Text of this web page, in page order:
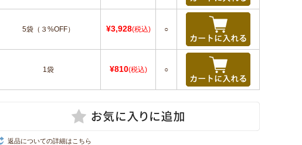
5袋（３%OFF） ¥3,928(税込) ○
1袋 ¥810(税込) ○
返品についての詳細はこちら